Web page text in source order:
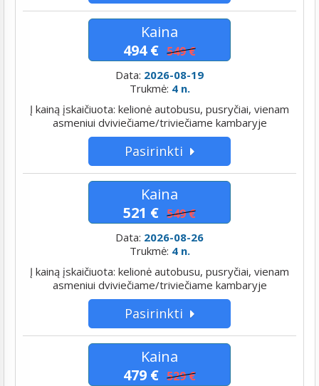
Kaina
494 € 549 €
Data: 2026-08-19
Trukmė: 4 n.
Į kainą įskaičiuota: kelionė autobusu, pusryčiai, vienam
asmeniui dviviečiame/triviečiame kambaryje
Pasirinkti
Kaina
521 € 549 €
Data: 2026-08-26
Trukmė: 4 n.
Į kainą įskaičiuota: kelionė autobusu, pusryčiai, vienam
asmeniui dviviečiame/triviečiame kambaryje
Pasirinkti
Kaina
479 € 529 €